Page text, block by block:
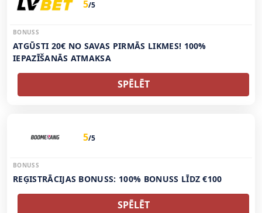
5/5
BONUSS
ATGŪSTI 20€ NO SAVAS PIRMĀS LIKMES! 100%
IEPAZĪŠANĀS ATMAKSA
SPĒLĒT
5/5
BONUSS
REĢISTRĀCIJAS BONUSS: 100% BONUSS LĪDZ €100
SPĒLĒT